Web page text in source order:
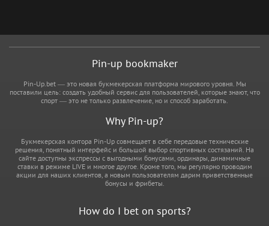
Pin-up bookmaker
Pin-Up.bet — это новая букмекерская платформа мирового уровня. Мы
поставили цель: создать удобный сервис для пользователей, которые знают, что
спорт — это не только развлечение, но и способ заработать.
Why Pin-up?
Букмекерская контора Pin-Up совмещает в себе передовые технические
решения, понятный интерфейс и большой выбор спортивных состязаний. На
сайте доступны экспрессы с выгодными бонусами, ординары, динамичные
ставки в режиме LIVE и многое другое. Кроме того, мы регулярно проводим
акции для наших клиентов, а новым пользователям дарим приветственные
бонусы и фрибеты.
How do I bet on sports?